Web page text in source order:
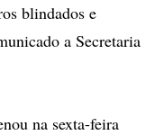
blindados e
a Secretaria
na sexta-feira